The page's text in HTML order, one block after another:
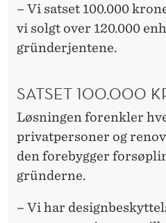
– Vi satset 100.000
vi solgt over 120.000
gründerjentene.
SATSET 100.000
Løsningen forenkler
privatpersoner og
den forebygger
gründerne.
– Vi har